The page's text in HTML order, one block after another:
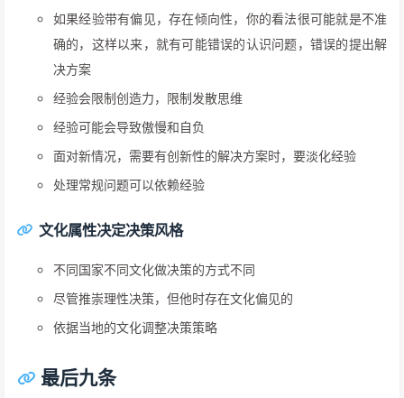
如果经验带有偏见，存在倾向性，你的看法很可能就是不准
确的，这样以来，就有可能错误的认识问题，错误的提出解
决方案
经验会限制创造力，限制发散思维
经验可能会导致傲慢和自负
面对新情况，需要有创新性的解决方案时，要淡化经验
处理常规问题可以依赖经验
文化属性决定决策风格
不同国家不同文化做决策的方式不同
尽管推崇理性决策，但他时存在文化偏见的
依据当地的文化调整决策策略
最后九条